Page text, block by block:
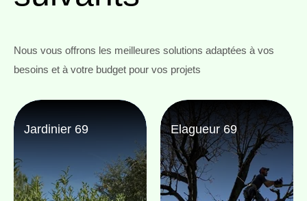
Nous vous offrons les meilleures solutions adaptées à vos
besoins et à votre budget pour vos projets
Jardinier 69 Elagueur 69